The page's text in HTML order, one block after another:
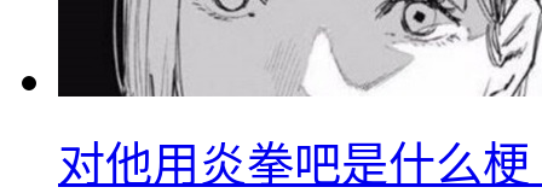
对他用炎拳吧是什么